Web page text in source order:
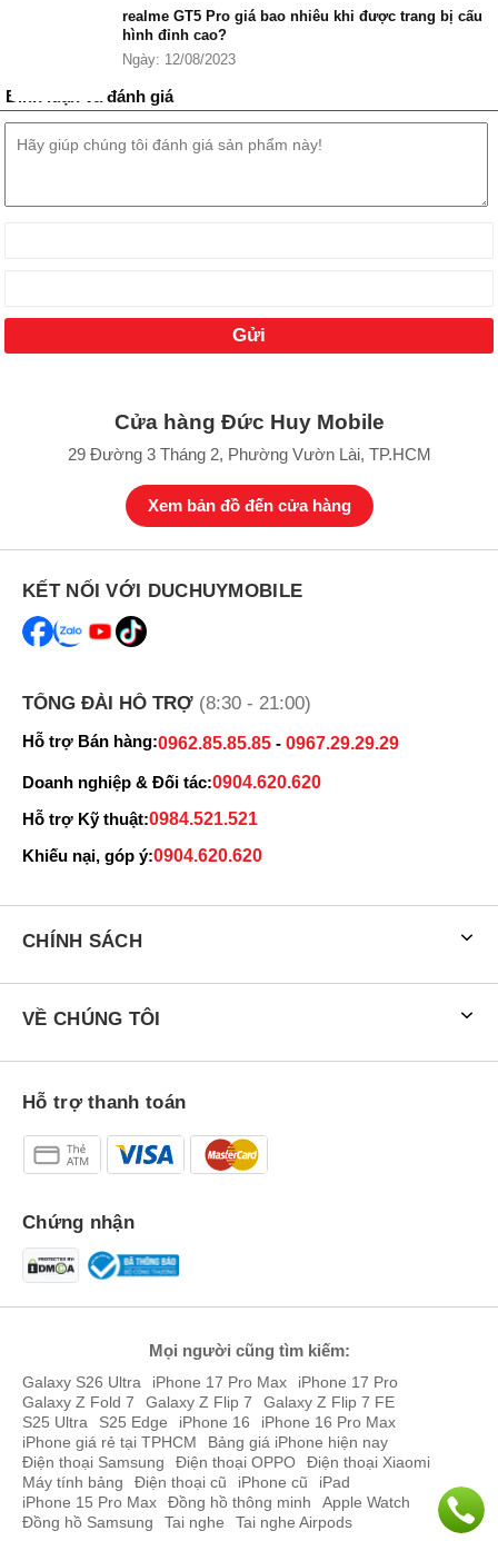
Về màu sắc của Realme GT5 Pro sở hữu bộ 3 màu sắc vô cùng ấn
tượng với cam, bạc và đen. Cụ thể là màu đen và màu bạc sẽ có
giúp người dùng trở nên nổi bật và cuốn hút hơn với mọi người
Màn hình Realme GT5 Pro hiển thị tốt
Về màn hình của Realme GT5 Pro được trang bị tấm nền AMOLED
pixel) mang đến trải nghiệm mượt mà, đa nhiệm mọi tác vụ, cân
các tựa game cơ bản. Đồng thời nội dung hiển thị trên màn hình sẽ
rộng rãi hơn nhờ kích thước màn hình lớn đến 6,78 inch.
Realme GT5 Pro có màn hình hiển thị chất lượng cao. Nguồn:
Ngoài ra, màn hình của Realme GT5 Pro có sử dụng công nghệ
HDR10+ và có độ sáng tối đa lên tới 4500 nit với sự trang bị này
mang đến một chiếc màn hình với ánh sáng tốt nhất, thích nghi tốt
Điện thoại GT 5 Pro, được Realme trang bị bộ xử lý
Gen 3. Đây là con chip mạnh nhất và mới nhất của gã khổng lồ
Chip Mỹ. Mang đến hiệu năng mạnh không đối thủ so với các mẫu
thiết bị có trong phân khúc giá.
realme GT5 Pro giá bao nhiêu khi được trang bị cấu
hình đỉnh cao?
Ngày: 12/08/2023
Bình luận và đánh giá
Cửa hàng Đức Huy Mobile
29 Đường 3 Tháng 2, Phường Vườn Lài, TP.HCM
Xem bản đồ đến cửa hàng
KẾT NỐI VỚI DUCHUYMOBILE
TỔNG ĐÀI HỖ TRỢ (8:30 - 21:00)
Hỗ trợ Bán hàng:0962.85.85.85 - 0967.29.29.29
Doanh nghiệp & Đối tác:0904.620.620
Hỗ trợ Kỹ thuật:0984.521.521
Khiếu nại, góp ý:0904.620.620
CHÍNH SÁCH
VỀ CHÚNG TÔI
Hỗ trợ thanh toán
Chứng nhận
Mọi người cũng tìm kiếm:
Galaxy S26 Ultra iPhone 17 Pro Max
iPhone 17 Pro
Galaxy Z Fold 7
Galaxy Z Flip 7
Galaxy Z Flip 7 FE
S25 Ultra
S25 Edge iPhone 16
iPhone 16 Pro Max
iPhone giá rẻ tại TPHCM
Bảng giá iPhone hiện nay
Điện thoại Samsung
Điện thoại OPPO
Điện thoại Xiaomi
Máy tính bảng
Điện thoại cũ iPhone cũ
iPad
iPhone 15 Pro Max
Đồng hồ thông minh
Apple Watch
Đồng hồ Samsung
Tai nghe Tai nghe Airpods